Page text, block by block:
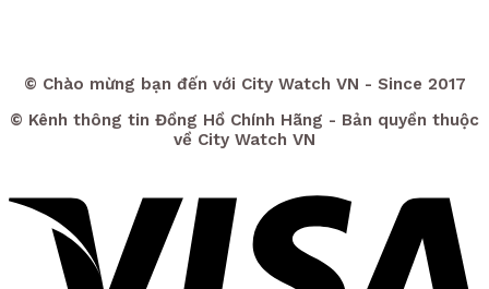
© Chào mừng bạn đến với City Watch VN - Since 2017
© Kênh thông tin Đồng Hồ Chính Hãng - Bản quyền thuộc
về City Watch VN